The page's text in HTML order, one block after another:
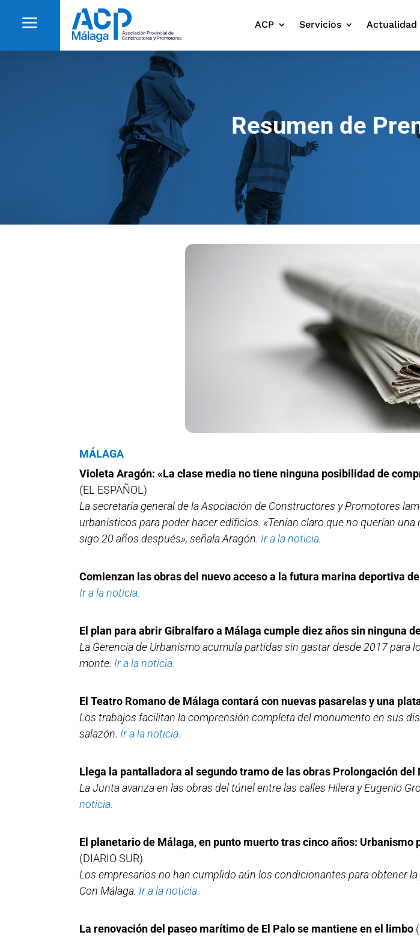
a ACP Servicios Actualidad
Resumen de
MÁLAGA
Violeta Aragón: «La clase media no tiene ninguna posibilidad de
(EL ESPAÑOL)
La secretaria general de la Asociación de Constructores y Promotores
urbanísticos para poder hacer edificios. «Tenían claro que no querían
sigo 20 años después», señala Aragón. Ir a la noticia.
Comienzan las obras del nuevo acceso a la futura marina deportiva
Ir a la noticia.
El plan para abrir Gibralfaro a Málaga cumple diez años sin ninguna
La Gerencia de Urbanismo acumula partidas sin gastar desde 2017 para
monte. Ir a la noticia.
El Teatro Romano de Málaga contará con nuevas pasarelas y una
Los trabajos facilitan la comprensión completa del monumento en sus
salazón. Ir a la noticia.
Llega la pantalladora al segundo tramo de las obras Prolongación del
La Junta avanza en las obras del túnel entre las calles Hilera y Eugenio
noticia.
El planetario de Málaga, en punto muerto tras cinco años:
(DIARIO SUR)
Los empresarios no han cumplido aún los condicionantes para obtener
Con Málaga. Ir a la noticia.
La renovación del paseo marítimo de El Palo se mantiene en el limbo